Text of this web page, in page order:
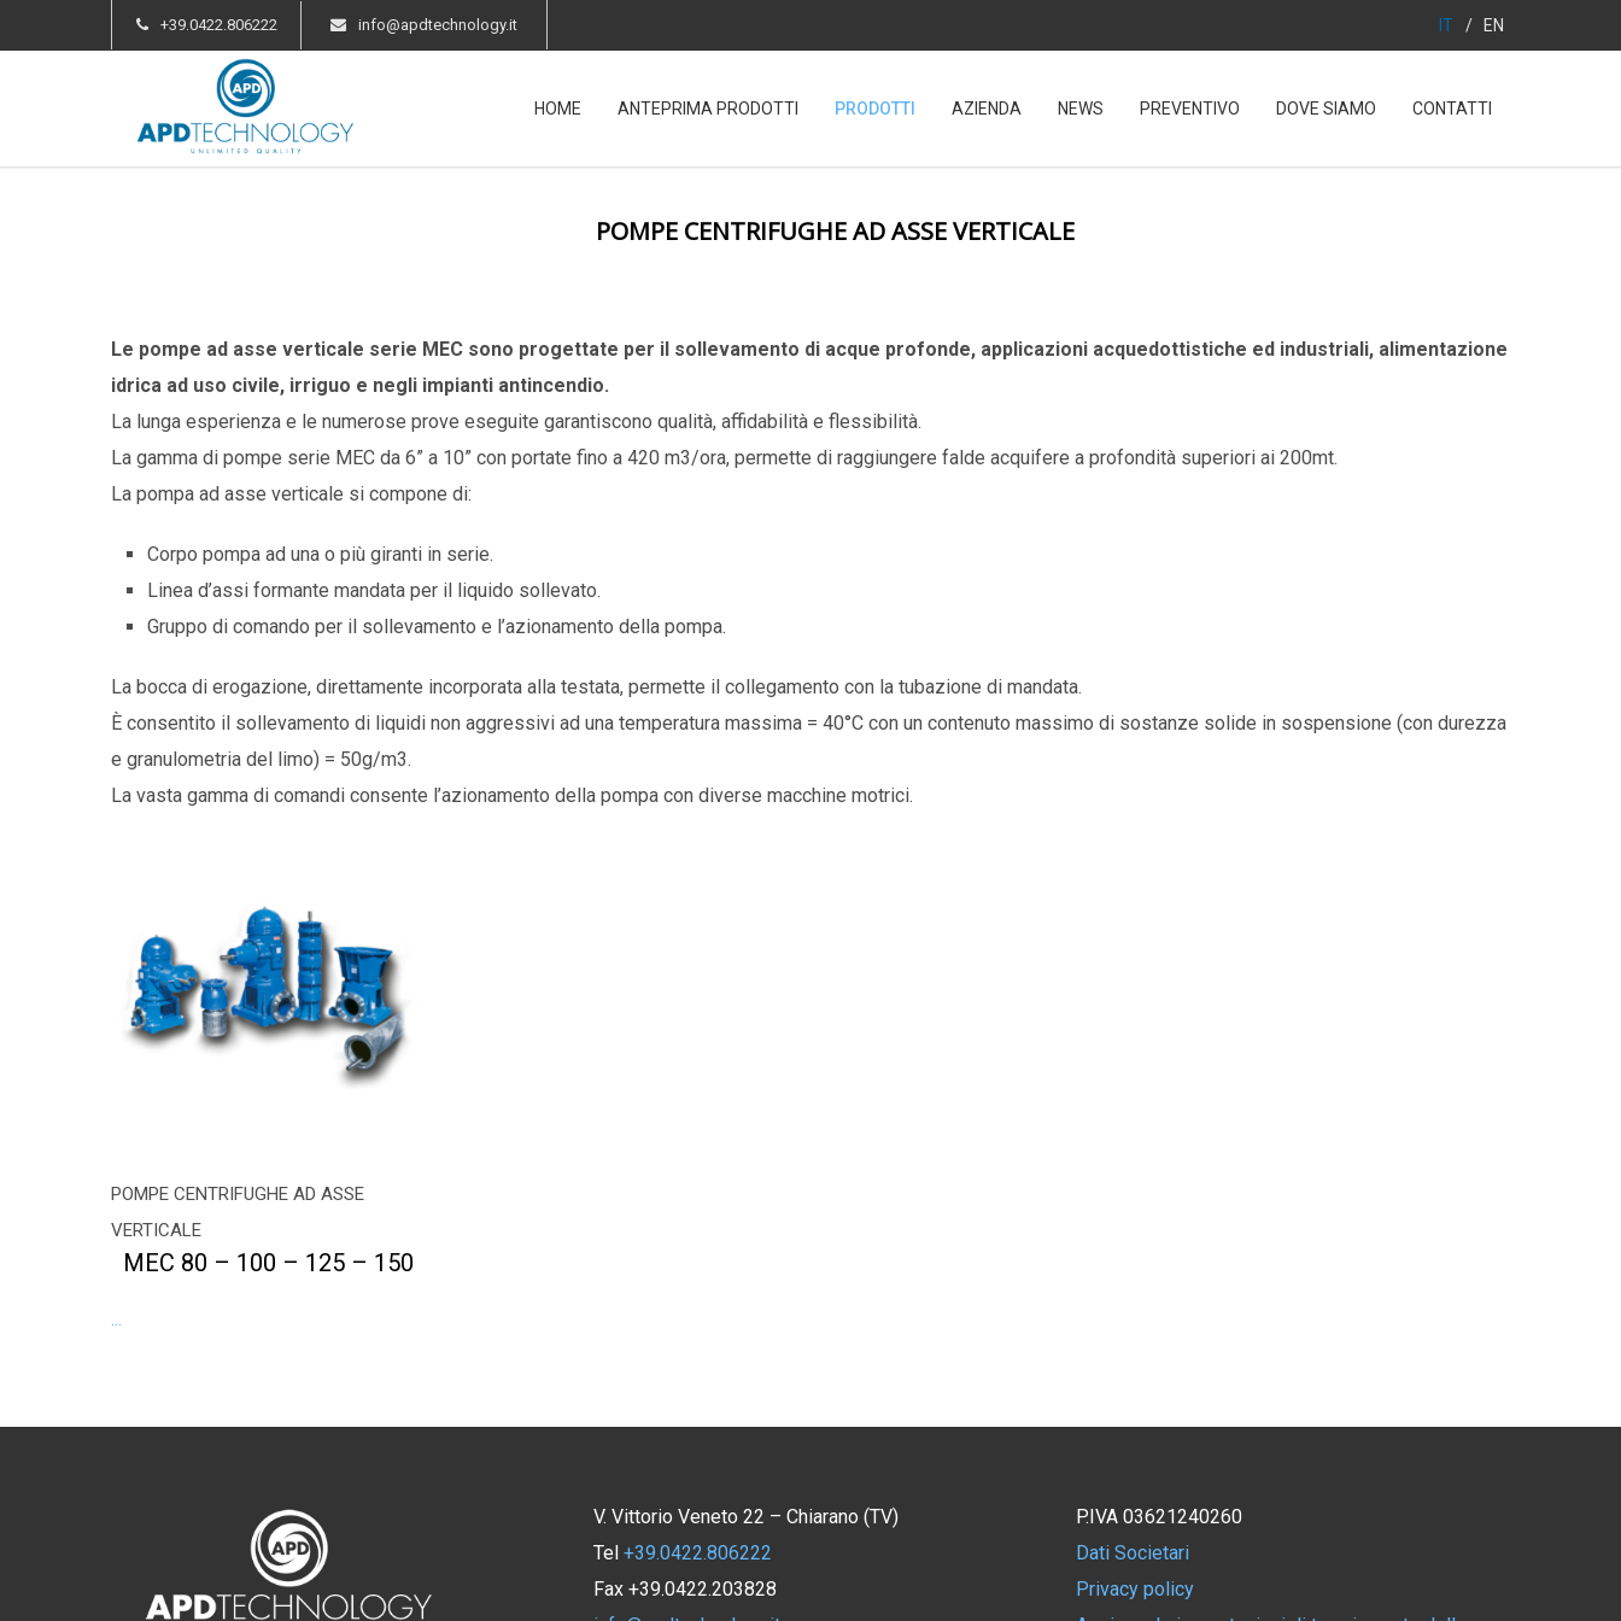
+39.0422.806222 info@apdtechnology.it IT / EN
HOME ANTEPRIMA PRODOTTI PRODOTTI AZIENDA NEWS PREVENTIVO DOVE SIAMO CONTATTI
POMPE CENTRIFUGHE AD ASSE VERTICALE
Le pompe ad asse verticale serie MEC sono progettate per il sollevamento di acque profonde, applicazioni acquedottistiche ed industriali, alimentazione
idrica ad uso civile, irriguo e negli impianti antincendio.
La lunga esperienza e le numerose prove eseguite garantiscono qualità, affidabilità e flessibilità.
La gamma di pompe serie MEC da 6” a 10” con portate fino a 420 m3/ora, permette di raggiungere falde acquifere a profondità superiori ai 200mt.
La pompa ad asse verticale si compone di:
Corpo pompa ad una o più giranti in serie.
Linea d’assi formante mandata per il liquido sollevato.
Gruppo di comando per il sollevamento e l’azionamento della pompa.
La bocca di erogazione, direttamente incorporata alla testata, permette il collegamento con la tubazione di mandata.
È consentito il sollevamento di liquidi non aggressivi ad una temperatura massima = 40°C con un contenuto massimo di sostanze solide in sospensione (con durezza
e granulometria del limo) = 50g/m3.
La vasta gamma di comandi consente l’azionamento della pompa con diverse macchine motrici.
POMPE CENTRIFUGHE AD ASSE
VERTICALE
MEC 80 – 100 – 125 – 150
...
V. Vittorio Veneto 22 – Chiarano (TV)
Tel +39.0422.806222
Fax +39.0422.203828
P.IVA 03621240260
Dati Societari
Privacy policy